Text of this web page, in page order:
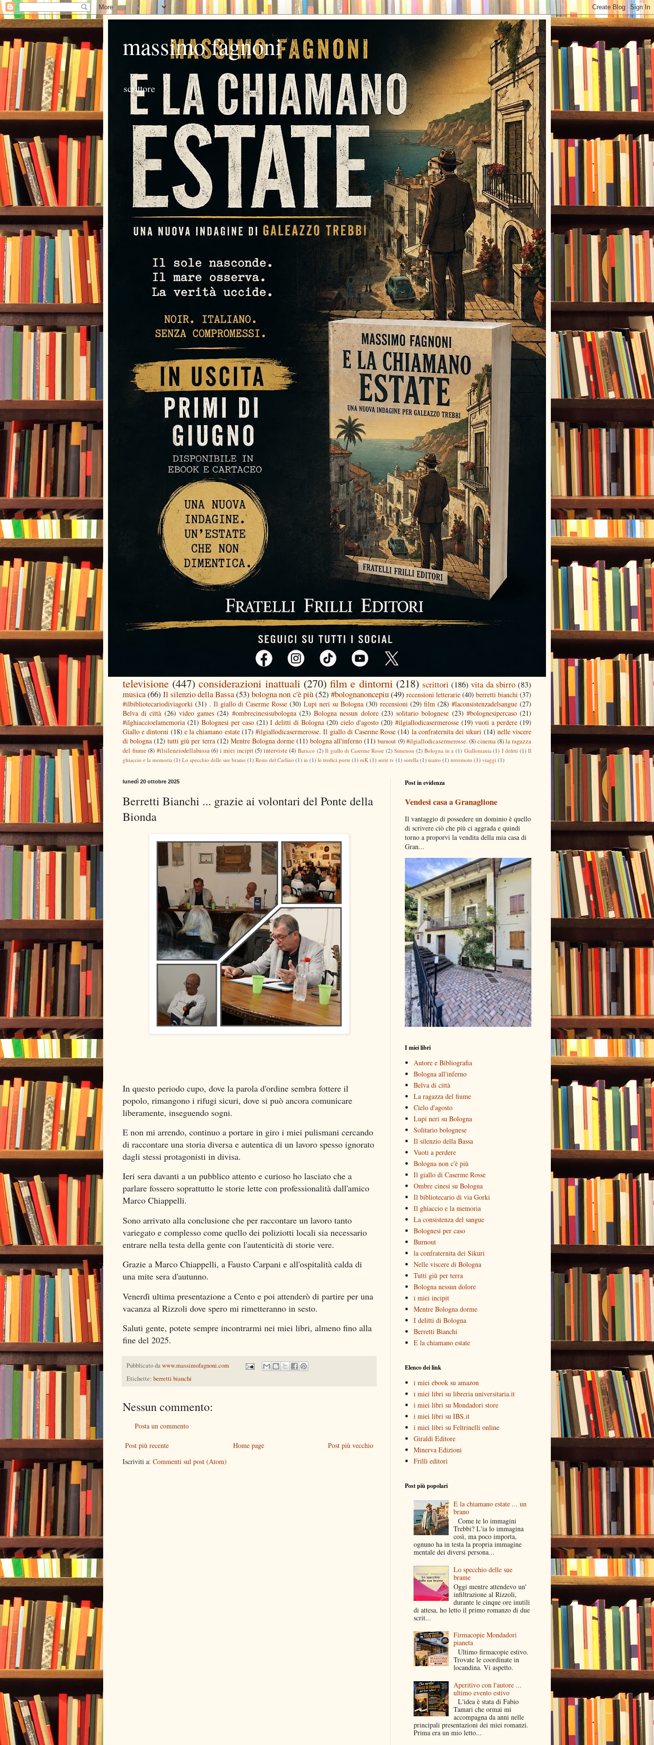
massimo fagnoni
scrittore
televisione (447) considerazioni inattuali (270) film e dintorni (218) scrittori (186) vita da sbirro (83)
musica(66) Il silenzio della Bassa(53) bologna non c'è più(52) #bolognanoncepiu(49) recensioni letterarie (40) berretti bianchi (37)
#ilbibliotecariodiviagorki (31) . Il giallo di Caserme Rosse (30) Lupi neri su Bologna (30) recensioni (29) film (28) #laconsistenzadelsangue (27)
Belva di città (26) video games (24) #ombrecinesisubologna (23) Bologna nessun dolore (23) solitario bolognese (23) #bolognesipercaso (21)
#ilghiaccioelamemoria (21) Bolognesi per caso (21) I delitti di Bologna (20) cielo d'agosto (20) #ilgiallodicasermerosse (19) vuoti a perdere (19)
Giallo e dintorni (18) e la chiamano estate (17) #ilgiallodicasermerosse. Il giallo di Caserme Rosse (14) la confraternita dei sikuri (14) nelle viscere
di bologna (12) tutti giù per terra (12) Mentre Bologna dorme (11) bologna all'inferno (11) burnout (9) #ilgiallodicasermerosse. (8)cinema(8)la ragazza
del fiume (8) #ilsilenziodellabassa (6) i miei incipit (5) interviste (4) Baricco (2) Il giallo di Caserme Rosse (2) Simenon (2) Bologna in a (1) Giallomania (1) I delitti (1) Il
ghiaccio e la memoria (1) Lo specchio delle sue brame (1) Resto del Carlino (1) in (1) le tredici porte (1) mK (1) serie tv (1) sorella (1) teatro (1) terremoto (1) viaggi (1)
lunedì 20 ottobre 2025
Berretti Bianchi ... grazie ai volontari del Ponte della
Bionda
In questo periodo cupo, dove la parola d'ordine sembra fottere il
popolo, rimangono i rifugi sicuri, dove si può ancora comunicare
liberamente, inseguendo sogni.
E non mi arrendo, continuo a portare in giro i miei pulismani cercando
di raccontare una storia diversa e autentica di un lavoro spesso ignorato
dagli stessi protagonisti in divisa.
Ieri sera davanti a un pubblico attento e curioso ho lasciato che a
parlare fossero soprattutto le storie lette con professionalità dall'amico
Marco Chiappelli.
Sono arrivato alla conclusione che per raccontare un lavoro tanto
variegato e complesso come quello dei poliziotti locali sia necessario
entrare nella testa della gente con l'autenticità di storie vere.
Grazie a Marco Chiappelli, a Fausto Carpani e all'ospitalità calda di
una mite sera d'autunno.
Venerdì ultima presentazione a Cento e poi attenderò di partire per una
vacanza al Rizzoli dove spero mi rimetteranno in sesto.
Saluti gente, potete sempre incontrarmi nei miei libri, almeno fino alla
fine del 2025.
Pubblicato dawww.massimofagnoni.com
Etichette: berretti bianchi
Nessun commento:
Posta un commento
Post più recente Post più vecchio
Home page
Iscriviti a: Commenti sul post (Atom)
Post in evidenza
Vendesi casa a Granaglione
Il vantaggio di possedere un dominio è quello
di scrivere ciò che più ci aggrada e quindi
torno a proporvi la vendita della mia casa di
Gran...
I miei libri
Autore e Bibliografia
Bologna all'inferno
Belva di città
La ragazza del fiume
Cielo d'agosto
Lupi neri su Bologna
Solitario bolognese
Il silenzio della Bassa
Vuoti a perdere
Bologna non c'è più
Il giallo di Caserme Rosse
Ombre cinesi su Bologna
Il bibliotecario di via Gorki
Il ghiaccio e la memoria
La consistenza del sangue
Bolognesi per caso
Burnout
la confraternita dei Sikuri
Nelle viscere di Bologna
Tutti giù per terra
Bologna nessun dolore
i miei incipit
Mentre Bologna dorme
I delitti di Bologna
Berretti Bianchi
E la chiamano estate
Elenco dei link
i miei ebook su amazon
i miei libri su libreria universitaria.it
i miei libri su Mondadori store
i miei libri su IBS.it
i miei libri su Feltrinelli online
Giraldi Editore
Minerva Edizioni
Frilli editori
Post più popolari
E la chiamano estate ... un
brano
Come te lo immagini
Trebbi? L'ia lo immagina
così, ma poco importa,
ognuno ha in testa la propria immagine
mentale dei diversi persona...
Lo specchio delle sue
brame
Oggi mentre attendevo un'
infiltrazione al Rizzoli,
durante le cinque ore inutili
di attesa, ho letto il primo romanzo di due
scrit...
Firmacopie Mondadori
pianeta
Ultimo firmacopie estivo.
Trovate le coordinate in
locandina. Vi aspetto.
Aperitivo con l'autore ...
ultimo evento estivo
L'idea è stata di Fabio
Tamari che ormai mi
accompagna da anni nelle
principali presentazioni dei miei romanzi.
Prima era un mio letto...